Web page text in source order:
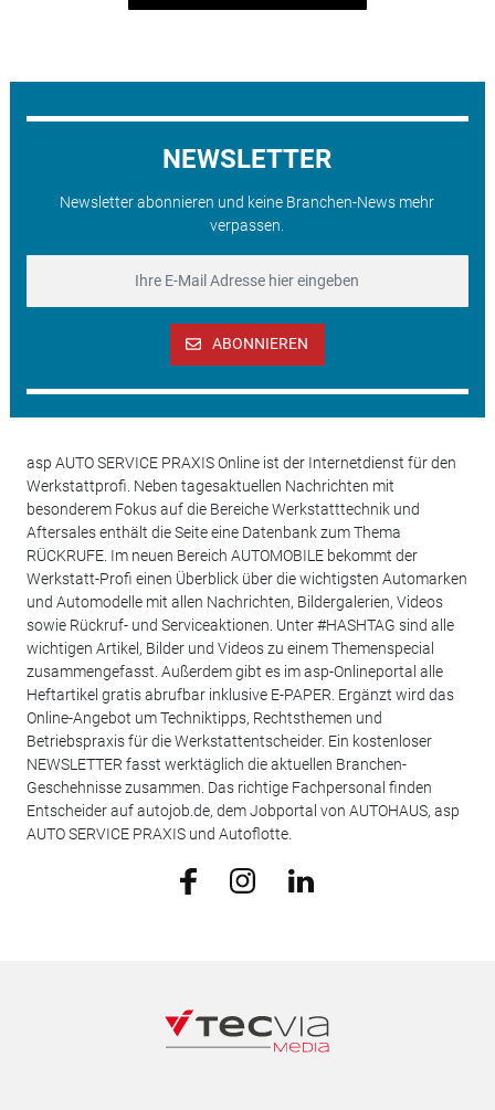
NEWSLETTER
Newsletter abonnieren und keine Branchen-News mehr
verpassen.
ABONNIEREN
asp AUTO SERVICE PRAXIS Online ist der Internetdienst für den
Werkstattprofi. Neben tagesaktuellen Nachrichten mit
besonderem Fokus auf die Bereiche Werkstatttechnik und
Aftersales enthält die Seite eine Datenbank zum Thema
RÜCKRUFE. Im neuen Bereich AUTOMOBILE bekommt der
Werkstatt-Profi einen Überblick über die wichtigsten Automarken
und Automodelle mit allen Nachrichten, Bildergalerien, Videos
sowie Rückruf- und Serviceaktionen. Unter #HASHTAG sind alle
wichtigen Artikel, Bilder und Videos zu einem Themenspecial
zusammengefasst. Außerdem gibt es im asp-Onlineportal alle
Heftartikel gratis abrufbar inklusive E-PAPER. Ergänzt wird das
Online-Angebot um Techniktipps, Rechtsthemen und
Betriebspraxis für die Werkstattentscheider. Ein kostenloser
NEWSLETTER fasst werktäglich die aktuellen Branchen-
Geschehnisse zusammen. Das richtige Fachpersonal finden
Entscheider auf autojob.de, dem Jobportal von AUTOHAUS, asp
AUTO SERVICE PRAXIS und Autoflotte.